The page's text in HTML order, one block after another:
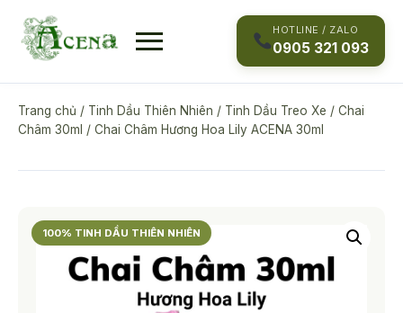
content
HOTLINE / ZALO
0905 321 093
Trang chủ / Tinh Dầu Thiên Nhiên / Tinh Dầu Treo Xe / Chai
Châm 30ml / Chai Châm Hương Hoa Lily ACENA 30ml
100% TINH DẦU THIÊN NHIÊN